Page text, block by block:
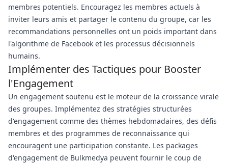
membres potentiels. Encouragez les membres actuels à
inviter leurs amis et partager le contenu du groupe, car les
recommandations personnelles ont un poids important dans
l'algorithme de Facebook et les processus décisionnels
humains.
Implémenter des Tactiques pour Booster
l'Engagement
Un engagement soutenu est le moteur de la croissance virale
des groupes. Implémentez des stratégies structurées
d'engagement comme des thèmes hebdomadaires, des défis
membres et des programmes de reconnaissance qui
encouragent une participation constante. Les packages
d'engagement de Bulkmedya peuvent fournir le coup de